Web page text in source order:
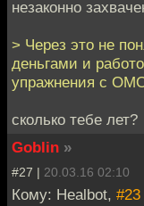
незаконно
> Через это не
деньгами и
упражнения с
сколько тебе лет?
Goblin »
#27 | 20.03.16 02:10
Кому: Healbot, #23